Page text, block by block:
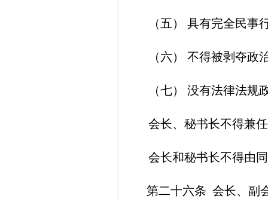
（五） 具有完全民事
（六） 不得被剥夺政
（七） 没有法律法规
会长、秘书长不得兼
会长和秘书长不得由
第二十六条 会长、副